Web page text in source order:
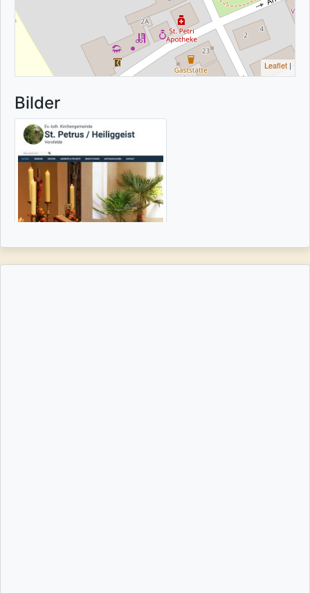
Leaflet |
Bilder